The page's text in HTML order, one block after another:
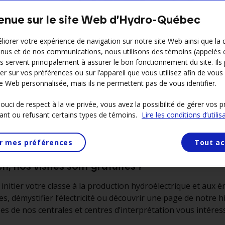
d’une sortie scolaire différente
avec vos élèves ?
nos visites sont gratuites !
votre classe à la production hydroélectrique et aux
démystifier l’électricité ou découvrir une page de notre
de nos centrales et centres d’interprétation vous
sur le site Web d’Hydro-Québec
votre expérience de navigation sur notre site Web ainsi que la
et de nos communications, nous utilisons des témoins (appelés
servent principalement à assurer le bon fonctionnement du site. Ils
sur vos préférences ou sur l’appareil que vous utilisez afin de
Web personnalisée, mais ils ne permettent pas de vous identifier.
de respect à la vie privée, vous avez la possibilité de gérer vos
ou refusant certains types de témoins. Lire les conditions
mes préférences Tout